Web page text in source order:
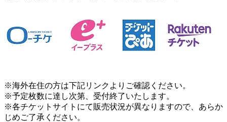
※海外在住の方は下記リンクよりご確認ください。
※予定枚数に達し次第、受付終了いたします。
※各チケットサイトにて販売状況が異なりますので、あらか
じめご了承ください。